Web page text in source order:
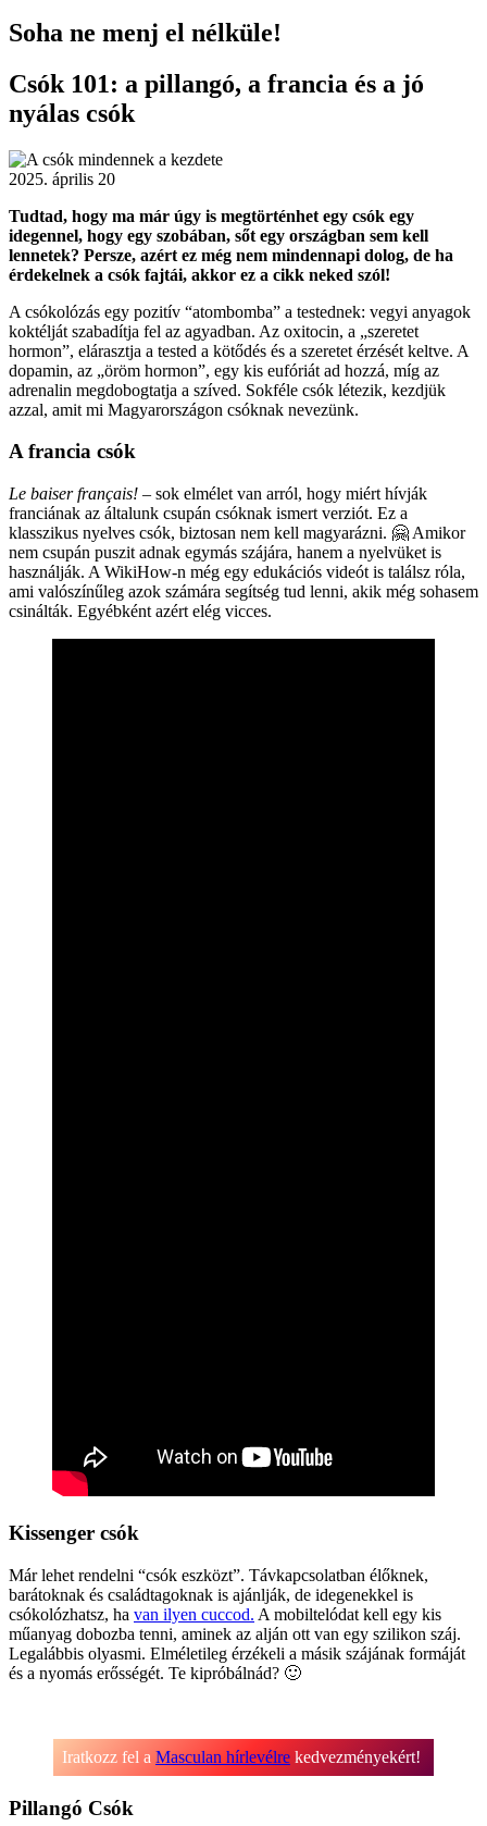
Soha ne menj el nélküle!
Csók 101: a pillangó, a francia és a jó
nyálas csók
2025. április 20
Tudtad, hogy ma már úgy is megtörténhet egy csók egy
idegennel, hogy egy szobában, sőt egy országban sem kell
lennetek? Persze, azért ez még nem mindennapi dolog, de ha
érdekelnek a csók fajtái, akkor ez a cikk neked szól!
A csókolózás egy pozitív “atombomba” a testednek: vegyi anyagok
koktélját szabadítja fel az agyadban. Az oxitocin, a „szeretet
hormon”, elárasztja a tested a kötődés és a szeretet érzését keltve. A
dopamin, az „öröm hormon”, egy kis eufóriát ad hozzá, míg az
adrenalin megdobogtatja a szíved. Sokféle csók létezik, kezdjük
azzal, amit mi Magyarországon csóknak nevezünk.
A francia csók
Le baiser français! – sok elmélet van arról, hogy miért hívják
franciának az általunk csupán csóknak ismert verziót. Ez a
klasszikus nyelves csók, biztosan nem kell magyarázni. 🤗 Amikor
nem csupán puszit adnak egymás szájára, hanem a nyelvüket is
használják. A WikiHow-n még egy edukációs videót is találsz róla,
ami valószínűleg azok számára segítség tud lenni, akik még sohasem
csinálták. Egyébként azért elég vicces.
Kissenger csók
Már lehet rendelni “csók eszközt”. Távkapcsolatban élőknek,
barátoknak és családtagoknak is ajánlják, de idegenekkel is
csókolózhatsz, ha van ilyen cuccod. A mobiltelódat kell egy kis
műanyag dobozba tenni, aminek az alján ott van egy szilikon száj.
Legalábbis olyasmi. Elméletileg érzékeli a másik szájának formáját
és a nyomás erősségét. Te kipróbálnád? 🙂
Iratkozz fel a Masculan hírlevélre kedvezményekért!
Pillangó Csók